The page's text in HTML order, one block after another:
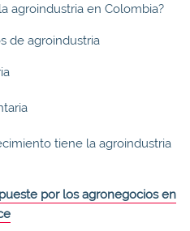
agroindustria en Colombia?
de agroindustria
tiene la agroindustria
por los agronegocios en